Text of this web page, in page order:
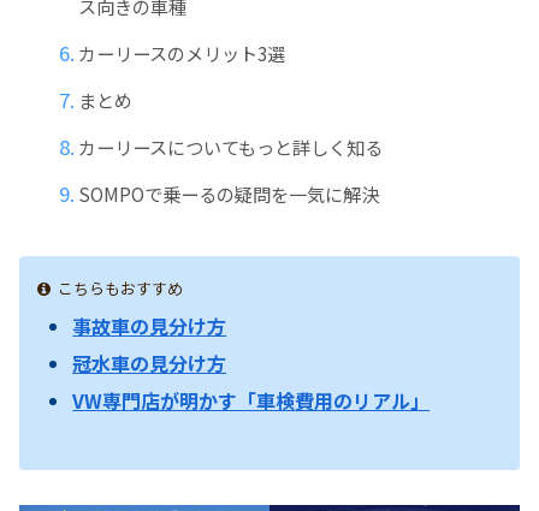
ス向きの車種
カーリースのメリット3選
まとめ
カーリースについてもっと詳しく知る
SOMPOで乗ーるの疑問を一気に解決
こちらもおすすめ
事故車の見分け方
冠水車の見分け方
VW専門店が明かす「車検費用のリアル」